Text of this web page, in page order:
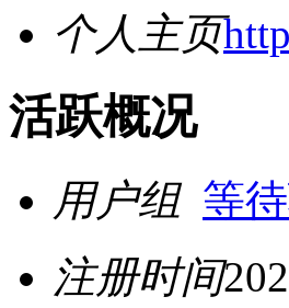
个人主页
活跃概况
用户组 等
注册时间